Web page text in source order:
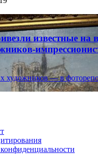
известные на
художников — в